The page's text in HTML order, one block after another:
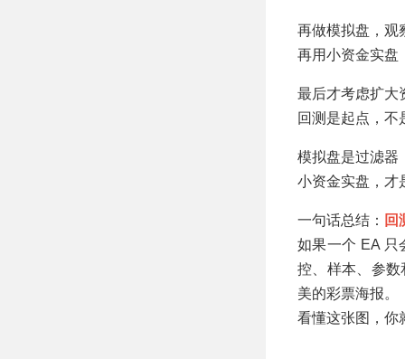
再做模拟盘，观
再用小资金实盘
最后才考虑扩大
回测是起点，不
模拟盘是过滤器
小资金实盘，才
一句话总结： 回
如果一个 EA 只
控、样本、参
美的彩票海报。
看懂这张图，你